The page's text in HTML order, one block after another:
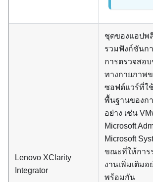
Lenovo XClarity
Integrator
ชุดของแอปพ
รวมฟังก์ชันก
การตรวจสอบ
ทางกายภาพข
ซอฟต์แวร์ที่ใ
พื้นฐานของก
อย่าง เช่น
Microsoft
Microsoft
ขณะที่ให้การ
งานเพิ่มเติมอ
พร้อมกัน